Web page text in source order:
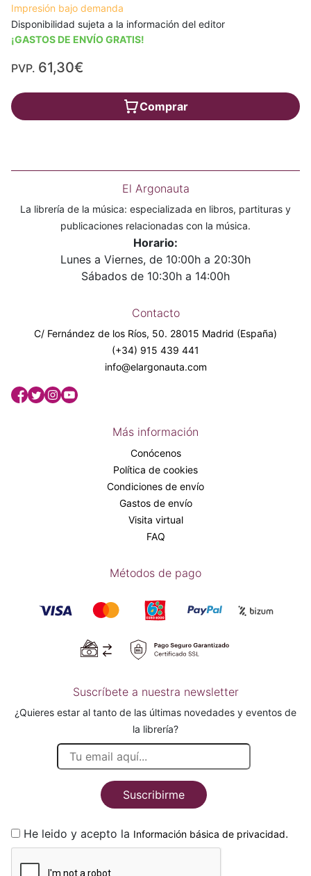
Impresión bajo demanda
Disponibilidad sujeta a la información del editor
¡GASTOS DE ENVÍO GRATIS!
PVP. 61,30€
Comprar
El Argonauta
La librería de la música: especializada en libros, partituras y
publicaciones relacionadas con la música.
Horario:
Lunes a Viernes, de 10:00h a 20:30h
Sábados de 10:30h a 14:00h
Contacto
C/ Fernández de los Ríos, 50. 28015 Madrid (España)
(+34) 915 439 441
info@elargonauta.com
Más información
Conócenos
Política de cookies
Condiciones de envío
Gastos de envío
Visita virtual
FAQ
Métodos de pago
Suscríbete a nuestra newsletter
¿Quieres estar al tanto de las últimas novedades y eventos de
la librería?
Suscribirme
He leido y acepto la Información básica de privacidad.